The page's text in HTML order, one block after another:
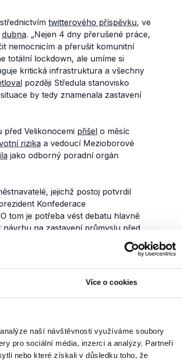
Více o cookies
naší návštěvnosti využíváme soubory
pro sociální média, inzerci a analýzy. Partneři
nebo které získali v důsledku toho, že
twitterového příspěvku, ve
dubna. „Nejen 4 dny přerušené práce,
nemocnicím a přerušit komunitní
totální lockdown, ale umíme si
kritická infrastruktura a všechny
později Středula stanovisko
by tedy znamenala zastavení
před Velikonocemi přišelo měsíc
rizikaa vedoucí Mezioborové
jako odborný poradní orgán
jejichž postoj potvrdil
Konfederace
tom je potřeba vést debatu hlavně
na zastavení průmyslu před
Poslankyně Vostrá ve svém
jako lehce nadnesený popis
o přípravě státního